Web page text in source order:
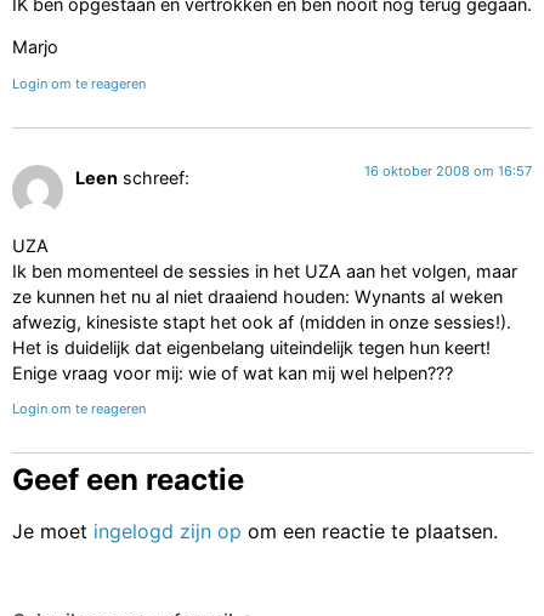
Marjo
Login om te reageren
Leen schreef: 16 oktober 2008 om 16:57
UZA
Ik ben momenteel de sessies in het UZA aan het volgen, maar
ze kunnen het nu al niet draaiend houden: Wynants al weken
afwezig, kinesiste stapt het ook af (midden in onze sessies!).
Het is duidelijk dat eigenbelang uiteindelijk tegen hun keert!
Enige vraag voor mij: wie of wat kan mij wel helpen???
Login om te reageren
Geef een reactie
Je moet ingelogd zijn op om een reactie te plaatsen.